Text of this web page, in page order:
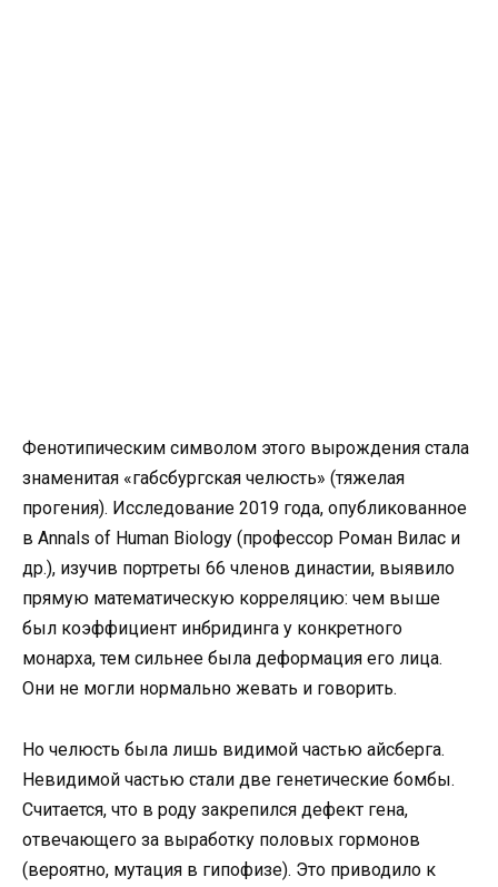
Фенотипическим символом этого вырождения стала
знаменитая «габсбургская челюсть» (тяжелая
прогения). Исследование 2019 года, опубликованное
в Annals of Human Biology (профессор Роман Вилас и
др.), изучив портреты 66 членов династии, выявило
прямую математическую корреляцию: чем выше
был коэффициент инбридинга у конкретного
монарха, тем сильнее была деформация его лица.
Они не могли нормально жевать и говорить.
Но челюсть была лишь видимой частью айсберга.
Невидимой частью стали две генетические бомбы.
Считается, что в роду закрепился дефект гена,
отвечающего за выработку половых гормонов
(вероятно, мутация в гипофизе). Это приводило к